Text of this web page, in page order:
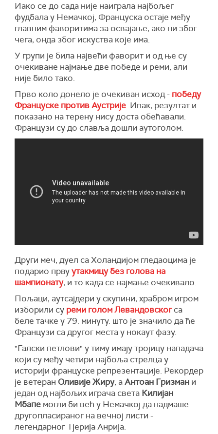
Иако се до сада није наиграла најбољег
фудбала у Немачкој, Француска остаје међу
главним фаворитима за освајање, ако ни због
чега, онда због искуства које има.
У групи је била највећи фаворит и од ње су
очекиване најмање две победе и реми, али
није било тако.
Прво коло донело је очекиван исход - победу
Француске против Аустрије. Ипак, резултат и
показано на терену нису доста обећавали.
Французи су до славља дошли аутоголом.
Други меч, дуел са Холандијом гледаоцима је
подарио првуутакмицу без голова на
шампионату, и то када се најмање очекивало.
Пољаци, аутсајдери у скупини, храбром игром
изборили су реми голом Левандовског са
беле тачке у 79. минуту. што је значило да ће
Французи са другог места у нокаут фазу.
"Галски петлови" у тиму имају тројицу нападача
који су међу четири најбоља стрелца у
историји француске репрезентације. Рекордер
је ветеран Оливије Жиру, аАнтоан Гризман и
један од најбољих играча света Килијан
Мбапе могли би већ у Немачкој да надмаше
другопласираног на вечној листи -
легендарног Тјерија Анрија.